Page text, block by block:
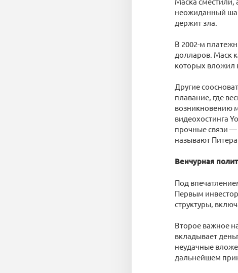
неожиданный
держит зла.
В 2002-м
долларов. Маск
которых вложил
Другие
плавание, где
возникновению
видеохостинга
прочные связи
называют
Венчурная
Под
Первым
структуры,
Второе важное
вкладывает
неудачные
дальнейшем